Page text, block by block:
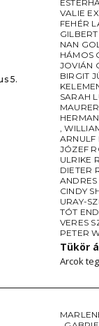
5.
VALIE
FEHÉR
NAN
HÁMOS
JOVIÁN
BIRGIT
SARAH
,
ARNULF
JÓZEF
ULRIKE
DIETER
CINDY
URAY-
TÓT
VERES
PETER
Tükör
Arcok